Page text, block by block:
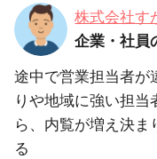
株式会社す
企業・社員
途中で営業担当者が
りや地域に強い担
ら、内覧が増え決ま
る